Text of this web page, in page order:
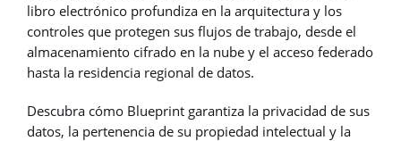
libro electrónico profundiza en la arquitectura y los
controles que protegen sus flujos de trabajo, desde el
almacenamiento cifrado en la nube y el acceso federado
hasta la residencia regional de datos.
Descubra cómo Blueprint garantiza la privacidad de sus
datos, la pertenencia de su propiedad intelectual y la